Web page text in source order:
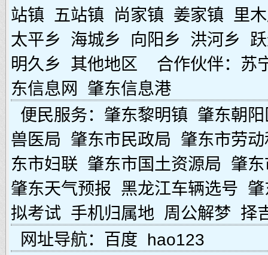
站镇
五站镇 尚家镇 姜家镇
里
太平乡
海城乡 向阳乡 洪河乡
明久乡
其他地区 合作伙伴： 苏
东信息网
肇东信息港
便民服务： 肇东黎明镇 肇东朝
兽医局 肇东市民政局 肇东市劳
东市妇联 肇东市国土资源局 肇
肇东天气预报 黑龙江车辆选号
拟考试 手机归属地 周公解梦 择
网址导航： 百度 hao123